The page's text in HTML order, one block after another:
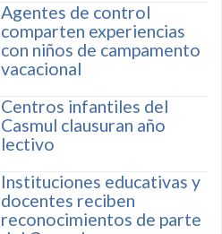
Agentes de control
comparten experiencias
con niños de campamento
vacacional
Centros infantiles del
Casmul clausuran año
lectivo
Instituciones educativas y
docentes reciben
reconocimientos de parte